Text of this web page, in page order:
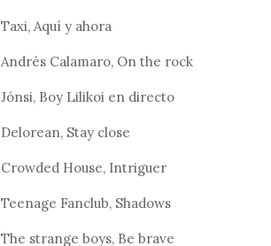
Taxi, Aquí y ahora
Andrés Calamaro, On the rock
Jónsi, Boy Lilikoi en directo
Delorean, Stay close
Crowded House, Intriguer
Teenage Fanclub, Shadows
The strange boys, Be brave